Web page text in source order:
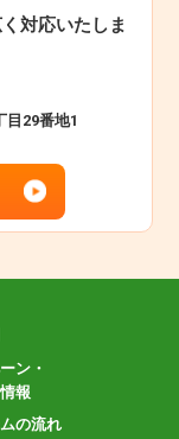
対応いたしま
目29番地1
ン・
報
の流れ